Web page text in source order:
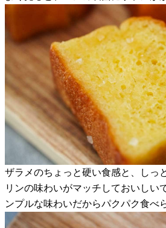
ザラメのちょっと硬い食感と、しっ
リンの味わいがマッチしておいしい
ンプルな味わいだからパクパク食べ